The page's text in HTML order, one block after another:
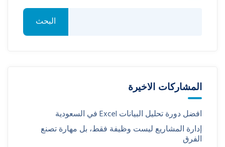
البحث
المشاركات الاخيرة
افضل دورة تحليل البيانات Excel في السعودية
إدارة المشاريع ليست وظيفة فقط، بل مهارة تصنع
الفرق